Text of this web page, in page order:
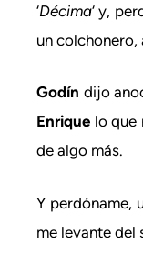
‘Décima‘ y,
un colchonero,
Godín dijo
Enrique lo que
de algo más.
Y perdóname,
me levante del